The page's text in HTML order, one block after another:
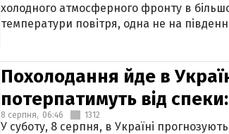
холодного атмосферного фронту в
температури повітря, одна не на
Похолодання йде в
потерпатимуть від
8 серпня, 06:46 1312
У суботу, 8 серпня, в Україні